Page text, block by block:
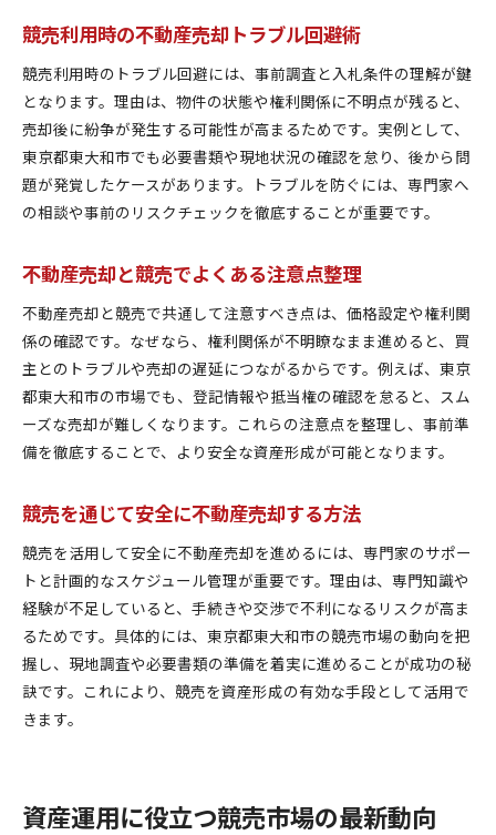
競売利用時の不動産売却トラブル回避術
競売利用時のトラブル回避には、事前調査と入札条件の理解が鍵
となります。理由は、物件の状態や権利関係に不明点が残ると、
売却後に紛争が発生する可能性が高まるためです。実例として、
東京都東大和市でも必要書類や現地状況の確認を怠り、後から問
題が発覚したケースがあります。トラブルを防ぐには、専門家へ
の相談や事前のリスクチェックを徹底することが重要です。
不動産売却と競売でよくある注意点整理
不動産売却と競売で共通して注意すべき点は、価格設定や権利関
係の確認です。なぜなら、権利関係が不明瞭なまま進めると、買
主とのトラブルや売却の遅延につながるからです。例えば、東京
都東大和市の市場でも、登記情報や抵当権の確認を怠ると、スム
ーズな売却が難しくなります。これらの注意点を整理し、事前準
備を徹底することで、より安全な資産形成が可能となります。
競売を通じて安全に不動産売却する方法
競売を活用して安全に不動産売却を進めるには、専門家のサポー
トと計画的なスケジュール管理が重要です。理由は、専門知識や
経験が不足していると、手続きや交渉で不利になるリスクが高ま
るためです。具体的には、東京都東大和市の競売市場の動向を把
握し、現地調査や必要書類の準備を着実に進めることが成功の秘
訣です。これにより、競売を資産形成の有効な手段として活用で
きます。
資産運用に役立つ競売市場の最新動向